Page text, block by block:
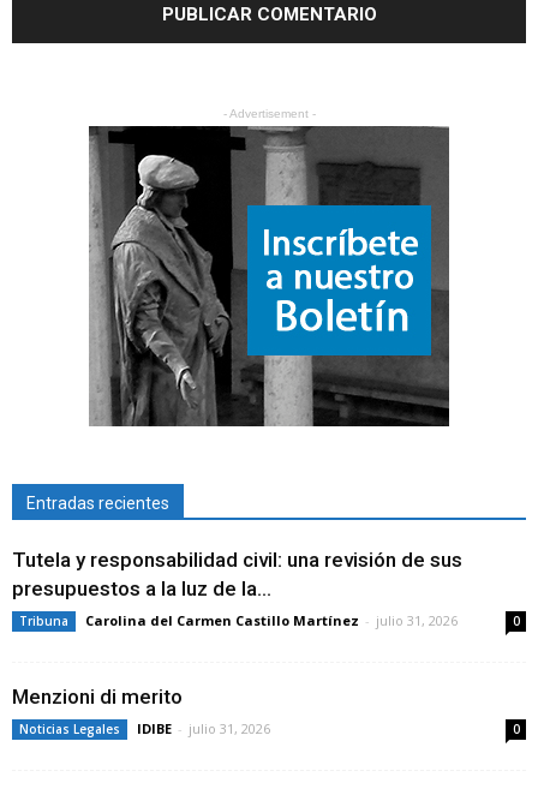
- Advertisement -
Entradas recientes
Tutela y responsabilidad civil: una revisión de sus
presupuestos a la luz de la...
Tribuna Carolina del Carmen Castillo Martínez - julio 31, 2026 0
Menzioni di merito
Noticias Legales IDIBE - julio 31, 2026 0